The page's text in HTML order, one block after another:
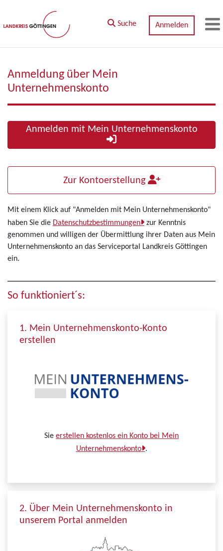
Zum Hauptinhalt springen
Suche Anmelden
Anmeldung über Mein
Unternehmenskonto
Anmelden mit Mein Unternehmenskonto
Zur Kontoerstellung
Mit einem Klick auf "Anmelden mit Mein Unternehmenskonto"
haben Sie die Datenschutzbestimmungen
zur Kenntnis
genommen und willigen der Übermittlung ihrer Daten aus Mein
Unternehmenskonto an das Serviceportal Landkreis Göttingen
ein.
So funktioniert´s:
1. Mein Unternehmenskonto-Konto
erstellen
Sie erstellen kostenlos ein Konto bei Mein
Unternehmenskonto .
2. Über Mein Unternehmenskonto in
unserem Portal anmelden